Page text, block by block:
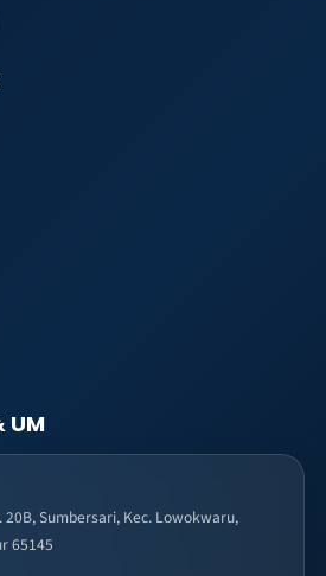
UM
20B, Sumbersari, Kec. Lowokwaru,
65145